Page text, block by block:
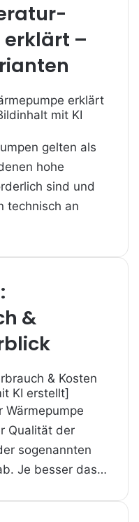
–
gelten als
hohe
sind und
technisch an
&
Wärmepumpe
Qualität der
sogenannten
Je besser das…